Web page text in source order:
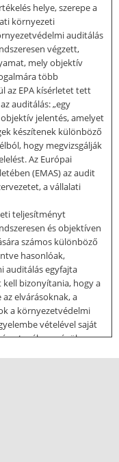
helye, szerepe a
környezeti
auditálás
végzett,
mely objektív
több
az EPA kísérletet tett
auditálás: „egy
jelentés, amelyet
készítenek különböző
hogy megvizsgálják
Az Európai
(EMAS) az audit
a vállalati
teljesítményt
és objektíven
számos különböző
hasonlóak,
auditálás egyfajta
bizonyítania, hogy a
elvárásoknak, a
a környezetvédelmi
vételével saját
tevékenységük
a menedzsment